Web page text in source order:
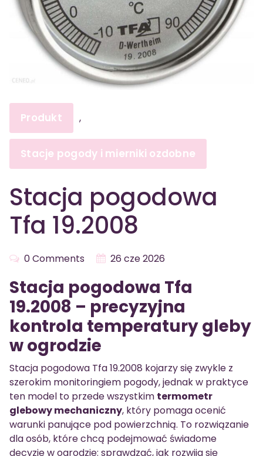
Produkt ,
Stacje pogody i mierniki ozdobne
Stacja pogodowa
Tfa 19.2008
0 Comments 26 cze 2026
Stacja pogodowa Tfa
19.2008 – precyzyjna
kontrola temperatury gleby
w ogrodzie
Stacja pogodowa Tfa 19.2008 kojarzy się zwykle z
szerokim monitoringiem pogody, jednak w praktyce
ten model to przede wszystkim termometr
glebowy mechaniczny, który pomaga ocenić
warunki panujące pod powierzchnią. To rozwiązanie
dla osób, które chcą podejmować świadome
decyzje w ogrodzie: sprawdzać, jak rozwija się